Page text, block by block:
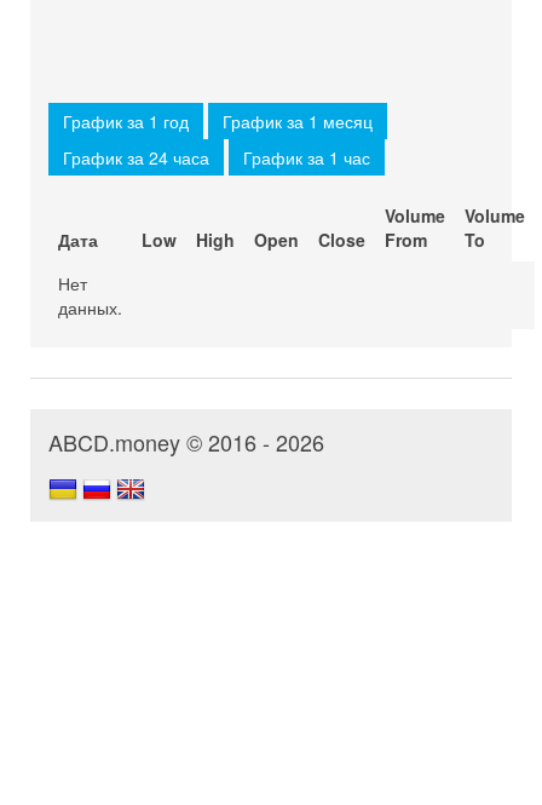
График за 1 год
График за 1 месяц
График за 24 часа
График за 1 час
Дата Low High Open Close
Volume
From
Volume
To
Нет
данных.
ABCD.money © 2016 - 2026